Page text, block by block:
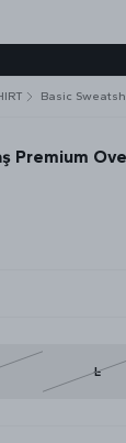
Basic
Premium
L